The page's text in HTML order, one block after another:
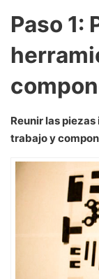
Paso 1:
Reunir las
trabajo y